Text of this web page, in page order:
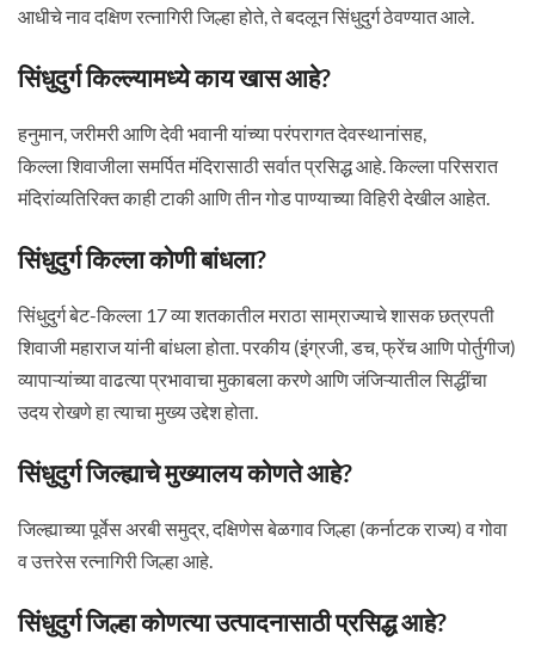
आधीचे नाव दक्षिण रत्‍नागिरी जिल्हा होते, ते बदलून सिंधुदुर्ग ठेवण्यात आले.
सिंधुदुर्ग किल्ल्यामध्ये काय खास आहे?
हनुमान, जरीमरी आणि देवी भवानी यांच्या परंपरागत देवस्थानांसह,
किल्ला शिवाजीला समर्पित मंदिरासाठी सर्वात प्रसिद्ध आहे. किल्ला परिसरात
मंदिरांव्यतिरिक्त काही टाकी आणि तीन गोड पाण्याच्या विहिरी देखील आहेत.
सिंधुदुर्ग किल्ला कोणी बांधला?
सिंधुदुर्ग बेट-किल्ला 17 व्या शतकातील मराठा साम्राज्याचे शासक छत्रपती
शिवाजी महाराज यांनी बांधला होता. परकीय (इंग्रजी, डच, फ्रेंच आणि पोर्तुगीज)
व्यापाऱ्यांच्या वाढत्या प्रभावाचा मुकाबला करणे आणि जंजिऱ्यातील सिद्धींचा
उदय रोखणे हा त्याचा मुख्य उद्देश होता.
सिंधुदुर्ग जिल्ह्याचे मुख्यालय कोणते आहे?
जिल्ह्याच्या पूर्वेस अरबी समुद्र, दक्षिणेस बेळगाव जिल्हा (कर्नाटक राज्य) व गोवा
व उत्तरेस रत्नागिरी जिल्हा आहे.
सिंधुदुर्ग जिल्हा कोणत्या उत्पादनासाठी प्रसिद्ध आहे?